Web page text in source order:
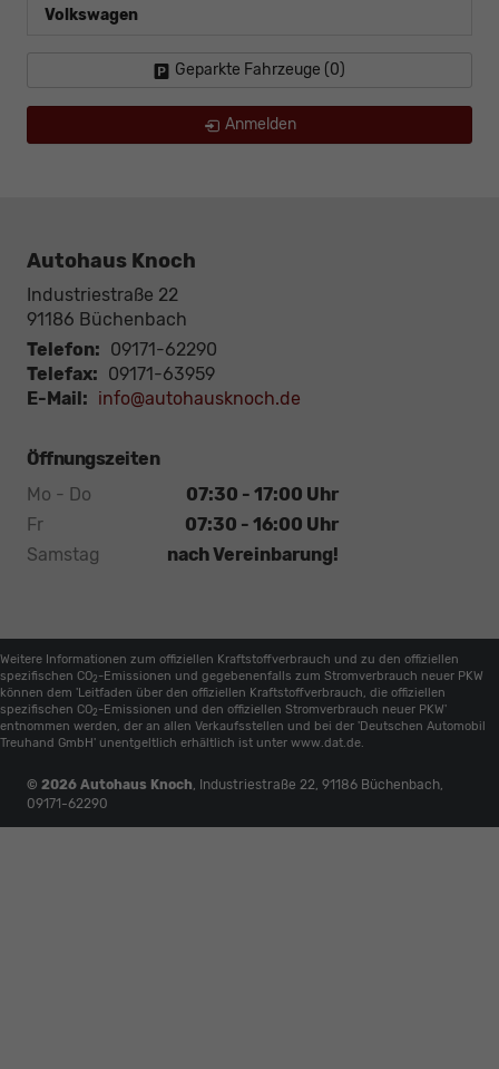
Volkswagen
Geparkte Fahrzeuge (0)
Anmelden
Autohaus Knoch
Industriestraße 22
91186 Büchenbach
Telefon: 09171-62290
Telefax: 09171-63959
E-Mail: info@autohausknoch.de
Öffnungszeiten
Mo - Do
07:30 - 17:00 Uhr
Fr
07:30 - 16:00 Uhr
Samstag
nach Vereinbarung!
Weitere Informationen zum offiziellen Kraftstoffverbrauch und zu den offiziellen
spezifischen CO2 -Emissionen und gegebenenfalls zum Stromverbrauch neuer PKW
können dem 'Leitfaden über den offiziellen Kraftstoffverbrauch, die offiziellen
spezifischen CO2 -Emissionen und den offiziellen Stromverbrauch neuer PKW'
entnommen werden, der an allen Verkaufsstellen und bei der 'Deutschen Automobil
Treuhand GmbH' unentgeltlich erhältlich ist unter www.dat.de.
© 2026 Autohaus Knoch, Industriestraße 22, 91186 Büchenbach,
09171-62290